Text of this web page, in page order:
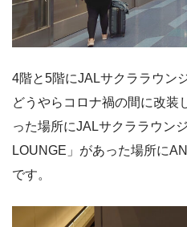
4階と5階にJALサクララウン
どうやらコロナ禍の間に改装
った場所にJALサクララウン
LOUNGE」があった場所に
です。